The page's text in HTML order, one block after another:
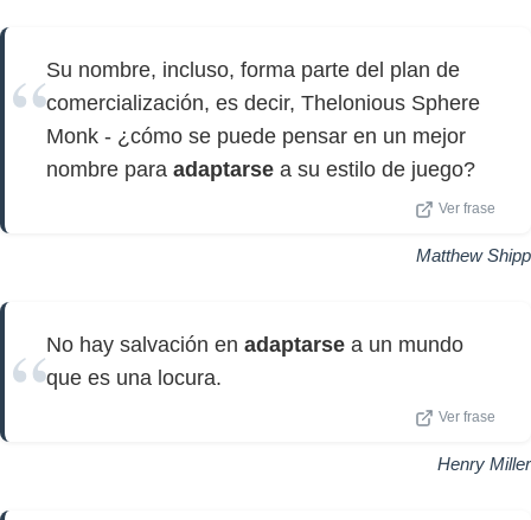
Su nombre, incluso, forma parte del plan de
comercialización, es decir, Thelonious Sphere
Monk - ¿cómo se puede pensar en un mejor
nombre para adaptarse a su estilo de juego?
Ver frase
Matthew Shipp
No hay salvación en adaptarse a un mundo
que es una locura.
Ver frase
Henry Miller